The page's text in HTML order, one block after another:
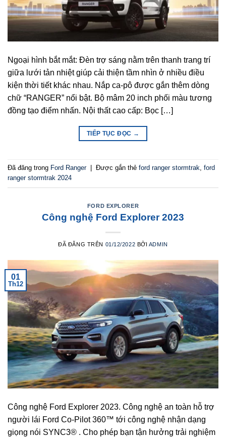
Ngoại hình bắt mắt: Đèn trợ sáng nằm trên thanh trang trí
giữa lưới tản nhiệt giúp cải thiện tầm nhìn ở nhiều điều
kiện thời tiết khác nhau. Nắp ca-pô được gắn thêm dòng
chữ “RANGER” nổi bật. Bộ mâm 20 inch phối màu tương
đồng tạo điểm nhấn. Nội thất cao cấp: Bọc […]
TIẾP TỤC ĐỌC →
Đã đăng trong Ford Ranger Được gắn thẻ ford ranger stormtrak, ford
ranger stormtrak 2024
FORD EXPLORER
Công nghệ Ford Explorer 2023
ĐÃ ĐĂNG TRÊN 01/12/2022 BỞI ADMIN
01
Th12
Công nghệ Ford Explorer 2023. Công nghệ an toàn hỗ trợ
người lái Ford Co-Pilot 360™ tới công nghệ nhận dạng
giọng nói SYNC3® . Cho phép bạn tận hưởng trải nghiệm